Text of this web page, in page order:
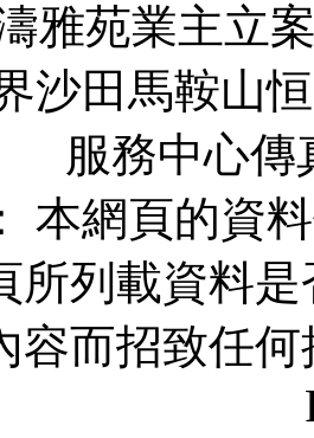
雅苑業主立
沙田馬鞍
服務中心傳
本網頁的資
所列載資料
容而招致任